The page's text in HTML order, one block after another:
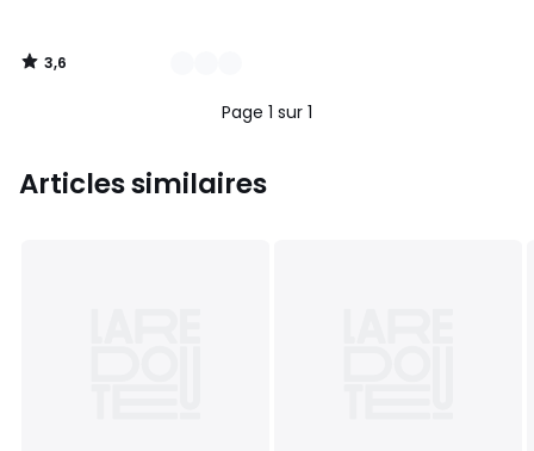
3,6
/
Page 1 sur 1
Articles similaires